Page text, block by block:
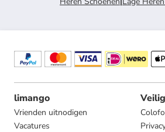
limango
Vrienden uitnodigen
Vacatures